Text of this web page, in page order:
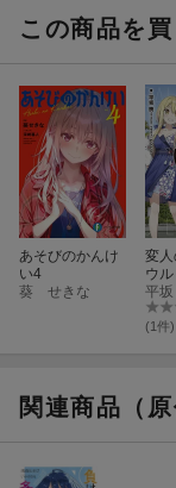
この商品を
あそびのかんけ
い4
葵 せきな
変
ウル
平坂
(1件)
関連商品（原